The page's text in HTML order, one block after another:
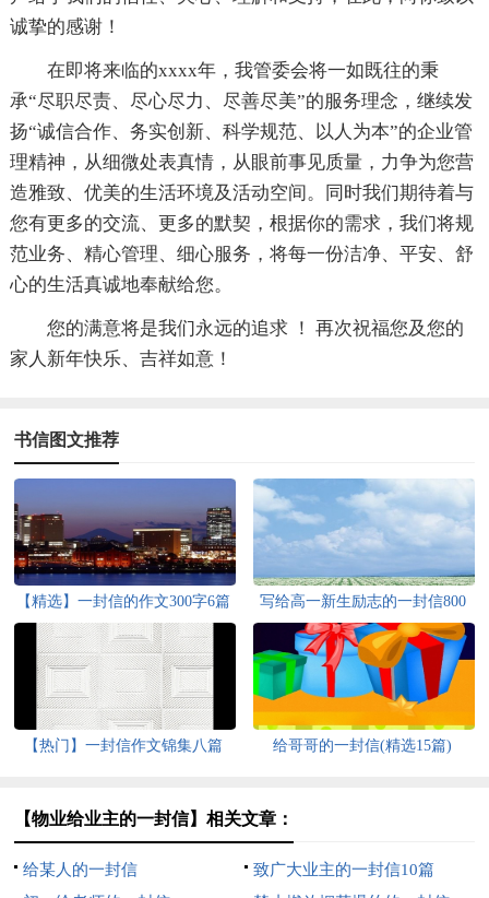
诚挚的感谢！
在即将来临的xxxx年，我管委会将一如既往的秉
承“尽职尽责、尽心尽力、尽善尽美”的服务理念，继续发
扬“诚信合作、务实创新、科学规范、以人为本”的企业管
理精神，从细微处表真情，从眼前事见质量，力争为您营
造雅致、优美的生活环境及活动空间。同时我们期待着与
您有更多的交流、更多的默契，根据你的需求，我们将规
范业务、精心管理、细心服务，将每一份洁净、平安、舒
心的生活真诚地奉献给您。
您的满意将是我们永远的追求 ！ 再次祝福您及您的
家人新年快乐、吉祥如意！
书信图文推荐
【精选】一封信的作文300字6篇
写给高一新生励志的一封信800
字（精选5篇）
【热门】一封信作文锦集八篇 给哥哥的一封信(精选15篇)
【物业给业主的一封信】相关文章：
给某人的一封信
致广大业主的一封信10篇